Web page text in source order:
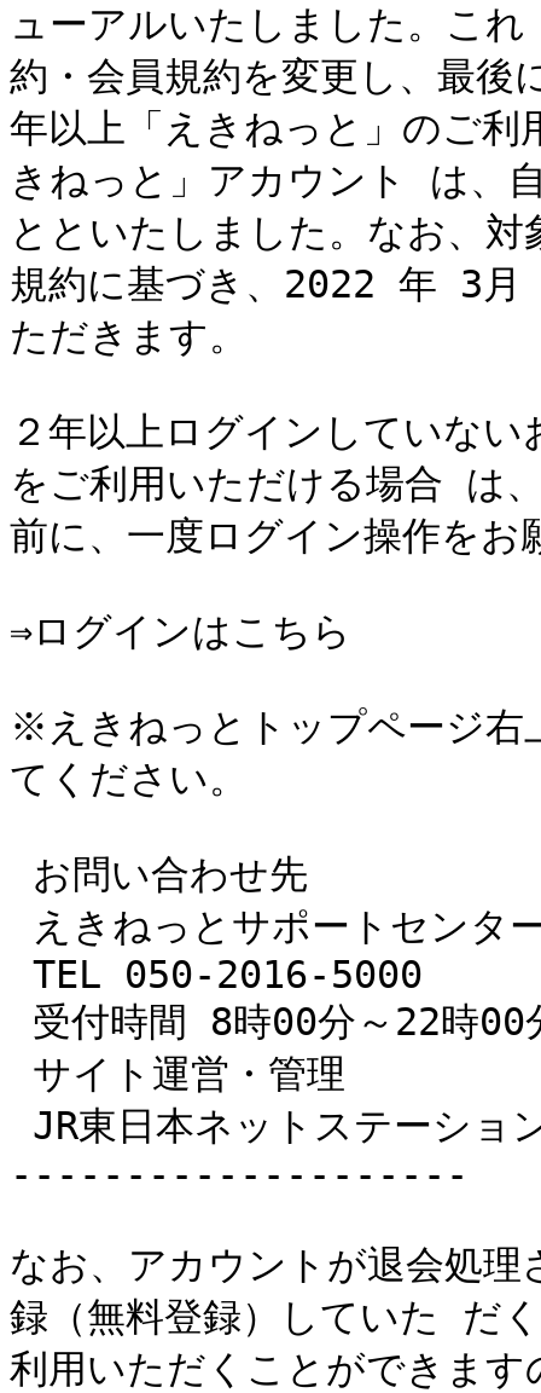
ューアルいたしました。こ
約・会員規約を変更し、最
年以上「えきねっと」のご
きねっと」アカウント は、
とといたしました。なお、
規約に基づき、2022 年 3
ただきます。
２年以上ログインしていな
をご利用いただける場合
前に、一度ログイン操作をお
⇒ログインはこちら
※えきねっとトップページ右
てください。
--------------------
なお、アカウントが退会処
録（無料登録）していた だ
利用いただくことができま